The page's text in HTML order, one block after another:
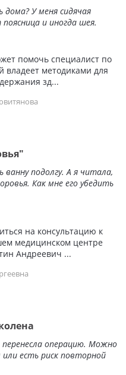
У меня сидячая
и иногда шея.
помочь специалист по
владеет методиками для
зд...
подолгу. А я читала,
Как мне его убедить
на консультацию к
медицинском центре
Андреевич ...
операцию. Можно
есть риск повторной